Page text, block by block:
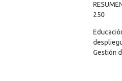
250
Gestión